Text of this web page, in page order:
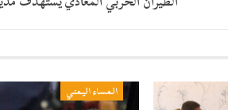
المساء اليمني